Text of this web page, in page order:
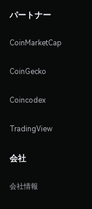
パートナー
CoinMarketCap
CoinGecko
Coincodex
TradingView
会社
会社情報